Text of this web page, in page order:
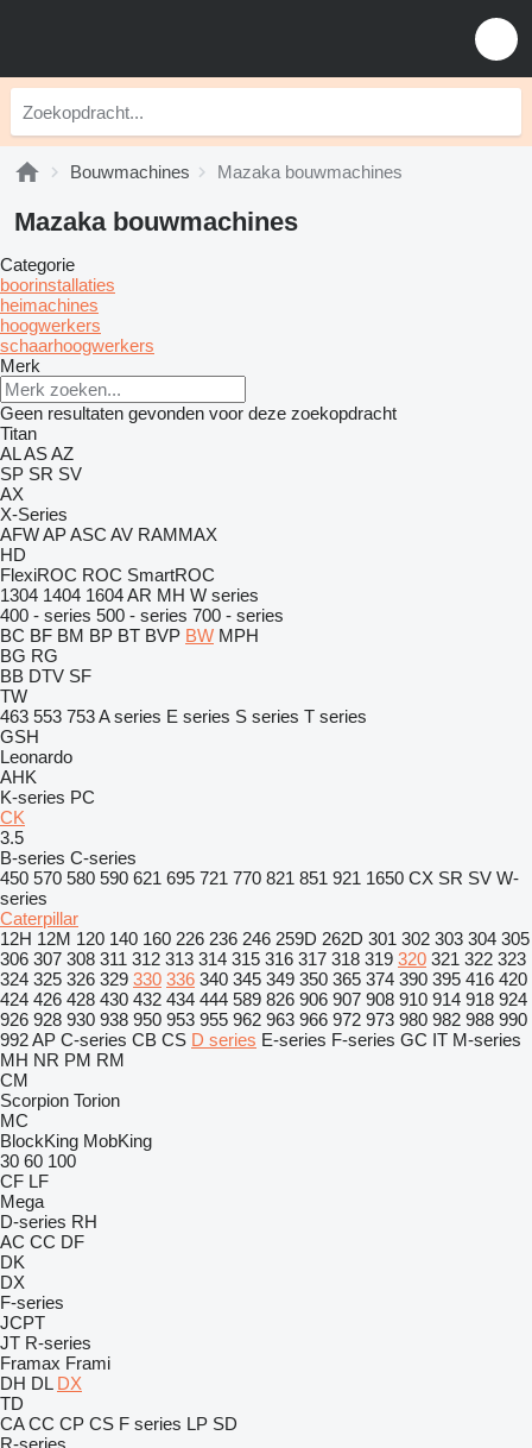
Bouwmachines Mazaka bouwmachines
Mazaka bouwmachines
Categorie
boorinstallaties
heimachines
hoogwerkers
schaarhoogwerkers
Merk
Geen resultaten gevonden voor deze zoekopdracht
Titan
ALASAZ
SP SR SV
AX
X-Series
AFWAPASC AV RAMMAX
HD
FlexiROC ROC SmartROC
1304 1404 1604AR MH W series
400 - series 500 - series 700 - series
BC BF BM BP BT BVP BW MPH
BG RG
BB DTV SF
TW
463 553 753A series E series S series T series
GSH
Leonardo
AHK
K-series PC
CK
3.5
B-series C-series
450 570 580 590 621 695 721 770 821 851 921 1650 CX SR SV W-
series
Caterpillar
12H 12M 120 140 160 226 236 246 259D 262D 301 302 303 304 305
306 307 308 311 312 313 314 315 316 317 318 319 320 321 322 323
324 325 326 329 330 336 340 345 349 350 365 374 390 395 416 420
424 426 428 430 432 434 444 589 826 906 907 908 910 914 918 924
926 928 930 938 950 953 955 962 963 966 972 973 980 982 988 990
992AP C-series CB CS D series E-series F-series GC IT M-series
MH NR PM RM
CM
Scorpion Torion
MC
BlockKing MobKing
30 60 100
CF LF
Mega
D-series RH
AC CC DF
DK
DX
F-series
JCPT
JT R-series
Framax Frami
DH DL DX
TD
CA CC CP CS F series LP SD
R-series